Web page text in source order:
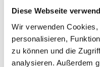
Diese Webseite
Wir verwenden
personalisieren,
zu können und die
analysieren. Außerdem